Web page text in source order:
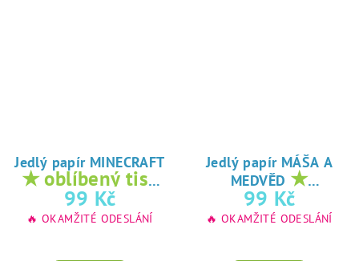
Jedlý papír MINECRAFT
★ oblíbený tisk
na jedlý papír
99 Kč
🔥 OKAMŽITÉ ODESLÁNÍ
Jedlý papír MÁŠA A
MEDVĚD ★
oblíbený tisk na
jedlý papír
99 Kč
🔥 OKAMŽITÉ ODESLÁNÍ